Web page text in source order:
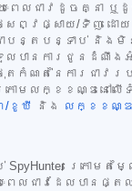
េលជាវដូចគ្នា ឬដូ
ព្វផ្សាយ/ទិញ ដោ
បន្តបន្ទាប់ និងមិន
បានការជូនដំណឹងអំ
តកំណត់នៃការជាវ
ក្រោមលក្ខខណ្ឌនៅល
/ខូឃី
និង លក្ខខណ្ឌ
ក្រោមតម្
េលជាវដែលបានផ្ត